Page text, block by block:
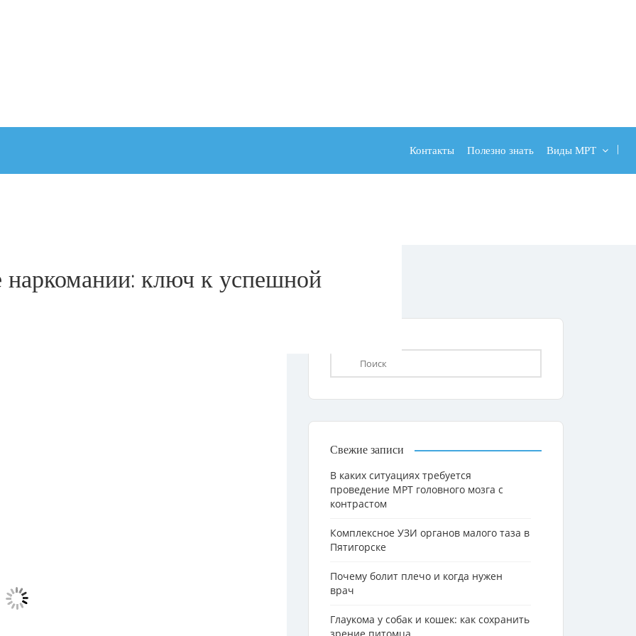
Контакты Полезно знать Виды МРТ
наркомании: ключ к успешной
Свежие записи
В каких ситуациях требуется
проведение МРТ головного мозга с
контрастом
Комплексное УЗИ органов малого таза в
Пятигорске
Почему болит плечо и когда нужен
врач
Глаукома у собак и кошек: как сохранить